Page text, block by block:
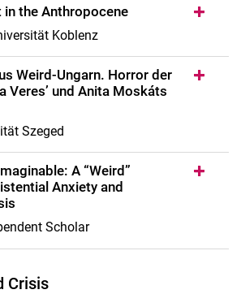
in the Anthropocene
Koblenz
Weird-Ungarn. Horror der
Veresʼ und Anita Moskáts
Szeged
A “Weird”
Anxiety and
Scholar
Crisis